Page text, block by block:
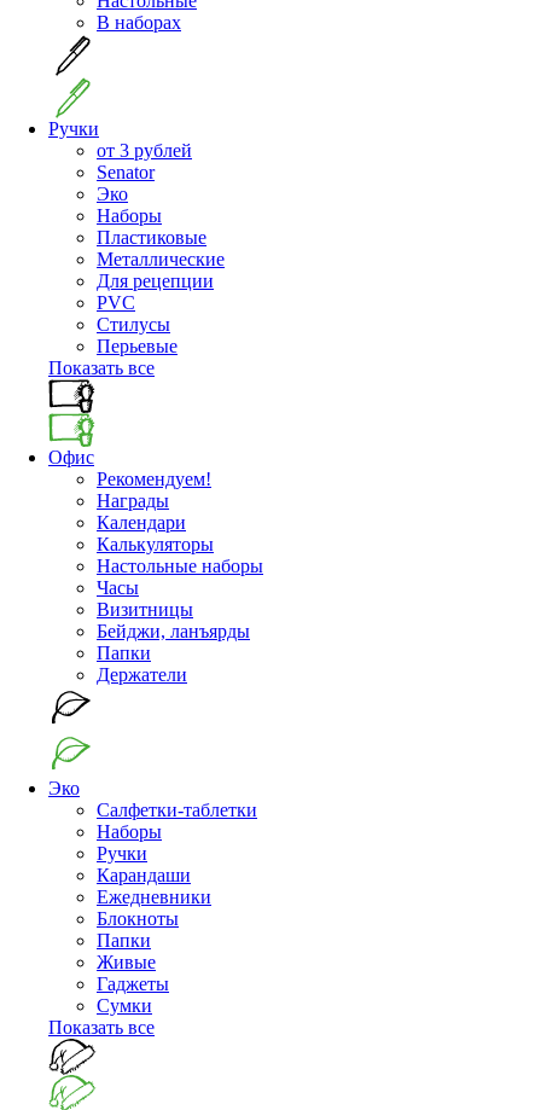
В наборах
Ручки
от 3 рублей
Senator
Эко
Наборы
Пластиковые
Металлические
Для рецепции
PVC
Стилусы
Перьевые
Показать все
Офис
Рекомендуем!
Награды
Календари
Калькуляторы
Настольные наборы
Часы
Визитницы
Бейджи, ланъярды
Папки
Держатели
Эко
Салфетки-таблетки
Наборы
Ручки
Карандаши
Ежедневники
Блокноты
Папки
Живые
Гаджеты
Сумки
Показать все